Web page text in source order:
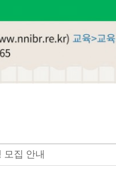
모집 안내